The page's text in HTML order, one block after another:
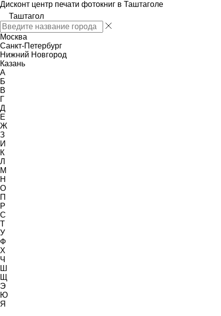
Дисконт центр печати фотокниг в Таштаголе
Таштагол
Москва
Санкт-Петербург
Нижний Новгород
Казань
А
Б
В
Г
Д
Е
Ж
З
И
К
Л
М
Н
О
П
Р
С
Т
У
Ф
Х
Ч
Ш
Щ
Э
Ю
Я